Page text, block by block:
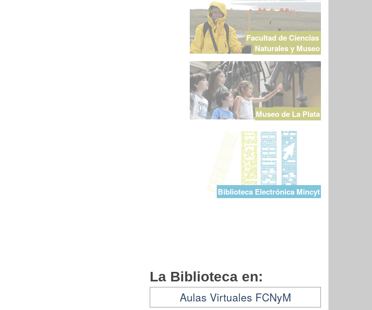
Facultad de Ciencias
Naturales y Museo
Museo de La Plata
Biblioteca Electrónica Mincyt
La Biblioteca en:
Aulas Virtuales FCNyM